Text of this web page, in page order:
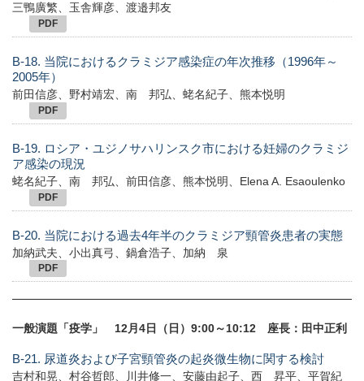
三鴨廣繁、玉舎輝彦、渡邉邦友
PDF
B-18. 当院におけるクラミジア感染症の年次推移（1996年～
2005年）
前田信彦、野村靖宏、南 邦弘、蛯名紀子、熊本悦明
PDF
B-19. ロシア・ユジノサハリンスク市における妊婦のクラミジ
ア感染の現況
蛯名紀子、南 邦弘、前田信彦、熊本悦明、Elena A. Esaoulenko
PDF
B-20. 当院における過去4年半のクラミジア頸管炎患者の実態
加納武夫、小出真弓、鍋倉浩子、加納 泉
PDF
一般演題「疫学」 12月4日（日）9:00～10:12 座長：田中正利
B-21. 尿道炎および子宮頸管炎の起炎微生物に関する検討
吉村和晃、村谷哲郎、川井修一、安藤由起子、西 昇平、平賀紀